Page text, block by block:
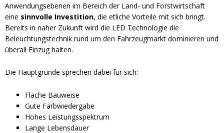
Anwendungsebenen im Bereich der Land- und Forstwirtschaft
eine sinnvolle Investition, die etliche Vorteile mit sich bringt.
Bereits in naher Zukunft wird die LED Technologie die
Beleuchtungstechnik rund um den Fahrzeugmarkt dominieren und
überall Einzug halten.
Die Hauptgründe sprechen dabei für sich:
Flache Bauweise
Gute Farbwiedergabe
Hohes Leistungsspektrum
Lange Lebensdauer